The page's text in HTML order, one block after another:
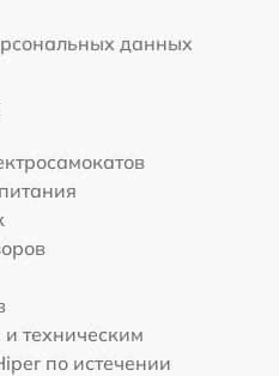
данных
техническим
по истечении